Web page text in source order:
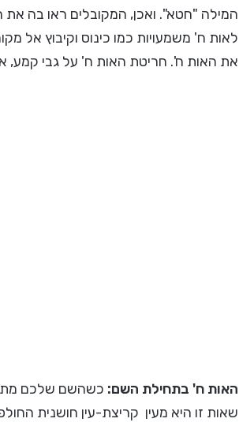
המילה "חטא". ואכן, המקובלים ראו בה
לאות ח' משמעויות כמו כינוס וקיבוץ אל
את האות ח'. חריטת האות ח' על גבי קמע,
האות ח' בתחילת השם: כשהשם שלכם
שאות זו היא מעין קריצת-עין חושנית